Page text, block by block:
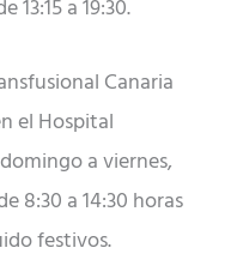
13:15 a 19:30.
Canaria
el Hospital
a viernes,
8:30 a 14:30 horas
festivos.